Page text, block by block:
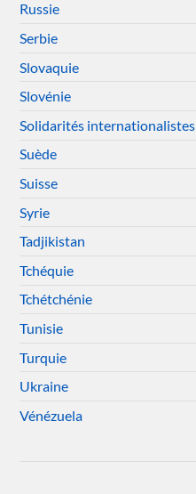
Russie
Serbie
Slovaquie
Slovénie
Solidarités internationalistes
Suède
Suisse
Syrie
Tadjikistan
Tchéquie
Tchétchénie
Tunisie
Turquie
Ukraine
Vénézuela